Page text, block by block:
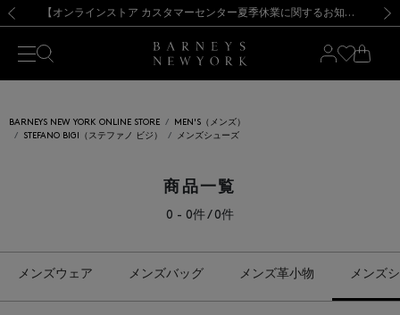
新規登録のお客様も対象！＜MY BARNEYS＞会員のお客様は11,000円（税込）以上のお買上げで常時送料無料！お買い物の際は会員登録を！
【夏季休業に伴う出荷一時停止のお知らせ】(2026.8.7) 【オンラインストア カスタマーセンター夏季休業に関するお知らせ】（2026.8.7）
【夏季休業に伴う返品・交換承り一時停止のお知らせ】（2026.8.5）
熊本県を中心とした地震の影響によるお荷物のお届けについて
【開催中】SUMMER SALEのご案内・ご注意事項 新規登録のお客様も対象！＜MY BARNEYS＞会員のお客様は11,000円（税込）以上のお買上げで常時送料無料！お買い物の際は会員登録を！
【夏季休業に伴う出荷一時停止のお知らせ】(2026.8.7)
BARNEYS NEW YORK ONLINE STORE
MEN'S（メンズ）
STEFANO BIGI（ステファノ ビジ）
メンズシューズ
商品一覧
0 - 0件 / 0件
メンズウェア メンズバッグ メンズ革小物 メンズ